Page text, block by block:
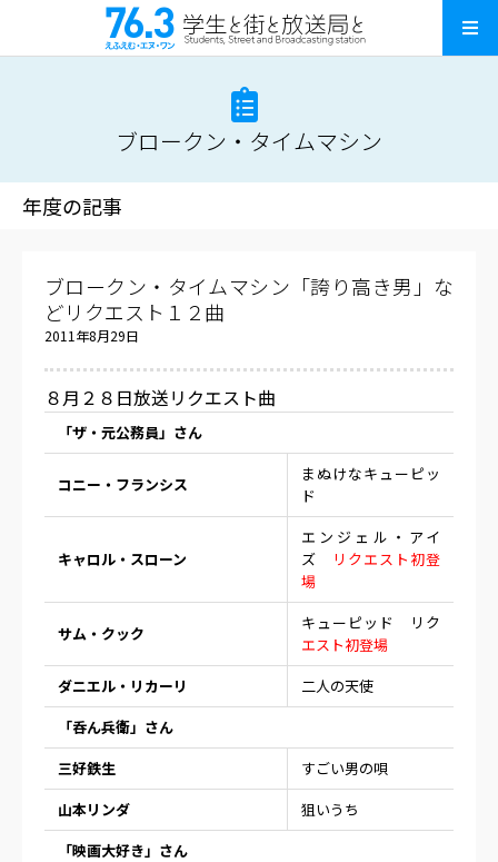
ブロークン・タイムマシン
年度の記事
ブロークン・タイムマシン「誇り高き男」な
どリクエスト１２曲
2011年8月29日
８月２８日放送リクエスト曲
「ザ・元公務員」さん
コニー・フランシス
まぬけなキューピッ
ド
キャロル・スローン
エンジェル・アイ
ズ
リクエスト初登
場
サム・クック
キューピッド リク
エスト初登場
ダニエル・リカーリ
二人の天使
「呑ん兵衛」さん
三好鉄生
すごい男の唄
山本リンダ
狙いうち
「映画大好き」さん